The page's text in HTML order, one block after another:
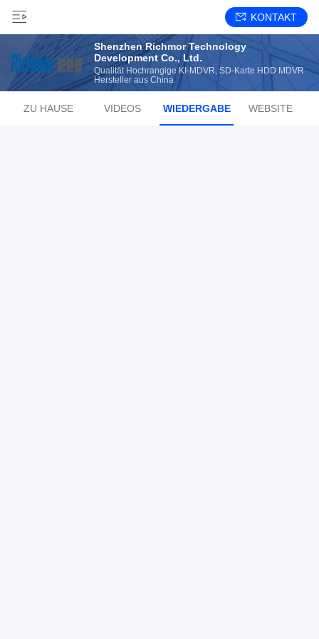
KONTAKT
Shenzhen Richmor Technology
Development Co., Ltd.
Qualität Hochrangige KI-MDVR, SD-Karte HDD MDVR
Hersteller aus China
ZU HAUSE VIDEOS WIEDERGABE WEBSITE